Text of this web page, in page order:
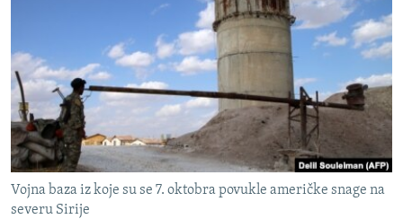
DNEVNO@RSE
SPECIJALI RSE
VIŠE OD NASLOVA
GENOCID U SREBRENICI
POPLAVE I KLIZIŠTA U BIH 2024.
PRATITE NAS
Vojna baza iz koje su se 7. oktobra povukle američke snage na
severu Sirije